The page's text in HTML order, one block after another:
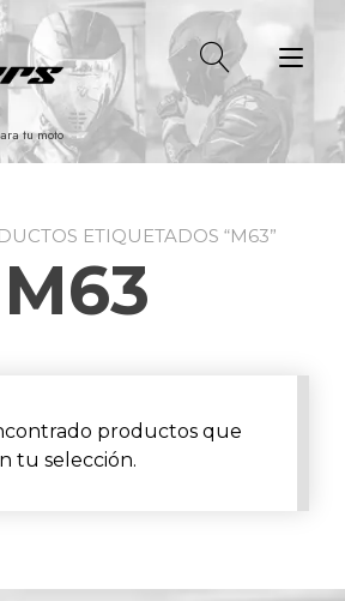
tu moto
ETIQUETADOS “M63”
M63
productos que
tu selección.